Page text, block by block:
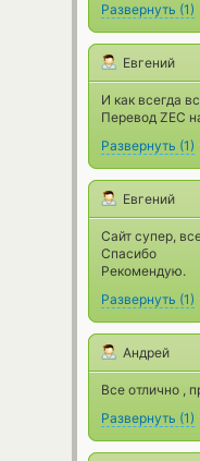
Развернуть (1)
Евгений
И как всегда
Перевод ZEC
Развернуть (1)
Евгений
Сайт супер,
Спасибо
Рекомендую.
Развернуть (1)
Андрей
Все отлично ,
Развернуть (1)